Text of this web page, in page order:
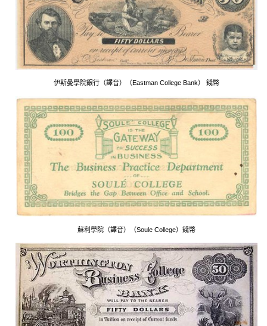
伊斯曼學院銀行（譯音）（Eastman College Bank） 錢幣
蘇利學院（譯音）（Soule College）錢幣